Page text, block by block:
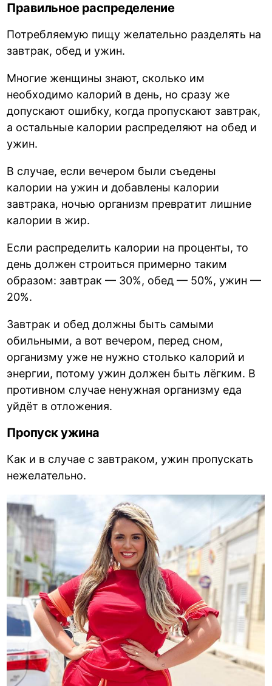
Правильное распределение
Потребляемую пищу желательно разделять на
завтрак, обед и ужин.
Многие женщины знают, сколько им
необходимо калорий в день, но сразу же
допускают ошибку, когда пропускают завтрак,
а остальные калории распределяют на обед и
ужин.
В случае, если вечером были съедены
калории на ужин и добавлены калории
завтрака, ночью организм превратит лишние
калории в жир.
Если распределить калории на проценты, то
день должен строиться примерно таким
образом: завтрак — 30%, обед — 50%, ужин —
20%.
Завтрак и обед должны быть самыми
обильными, а вот вечером, перед сном,
организму уже не нужно столько калорий и
энергии, потому ужин должен быть лёгким. В
противном случае ненужная организму еда
уйдёт в отложения.
Пропуск ужина
Как и в случае с завтраком, ужин пропускать
нежелательно.